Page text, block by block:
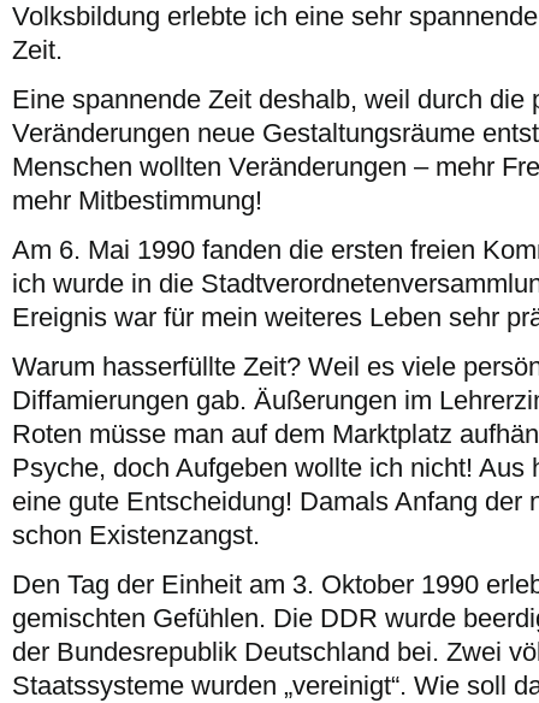
Volksbildung erlebte ich eine sehr
Zeit.
Eine spannende Zeit deshalb, weil durch die
Veränderungen neue Gestaltungsräume
Menschen wollten Veränderungen – mehr
mehr Mitbestimmung!
Am 6. Mai 1990 fanden die ersten freien
ich wurde in die
Ereignis war für mein weiteres Leben sehr
Warum hasserfüllte Zeit? Weil es viele
Diffamierungen gab. Äußerungen im
Roten müsse man auf dem Marktplatz
Psyche, doch Aufgeben wollte ich nicht! Aus
eine gute Entscheidung! Damals Anfang der
schon Existenzangst.
Den Tag der Einheit am 3. Oktober 1990
gemischten Gefühlen. Die DDR wurde
der Bundesrepublik Deutschland bei. Zwei
Staatssysteme wurden „vereinigt“. Wie soll